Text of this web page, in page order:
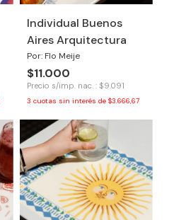
Individual Buenos
Aires Arquitectura
Por: Flo Meije
$11.000
Precio s/imp. nac. : $9.091
3 cuotas sin interés de $3.666,67